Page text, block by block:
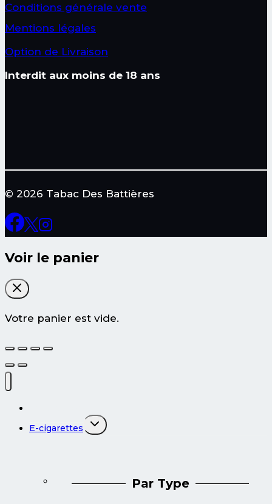
Conditions générale vente
Mentions légales
Option de Livraison
Interdit aux moins de 18 ans
© 2026 Tabac Des Battières
Voir le panier
Votre panier est vide.
E-cigarettes
Ouvrir/fermer
le
Par Type